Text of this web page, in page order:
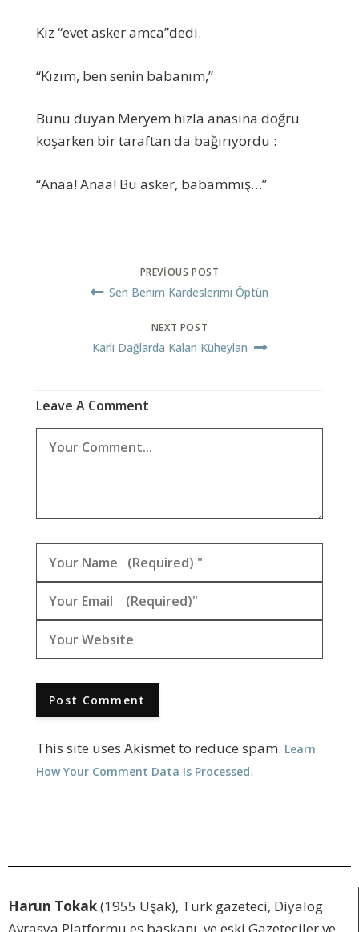
Kız “evet asker amca”dedi.
“Kızım, ben senin babanım,”
Bunu duyan Meryem hızla anasına doğru
koşarken bir taraftan da bağırıyordu :
“Anaa! Anaa! Bu asker, babammış…”
PREVIOUS POST
Sen Benim Kardeslerimi Öptün
NEXT POST
Karlı Dağlarda Kalan Küheylan
Leave A Comment
This site uses Akismet to reduce spam. Learn
How Your Comment Data Is Processed.
Harun Tokak(1955 Uşak), Türk gazeteci, Diyalog